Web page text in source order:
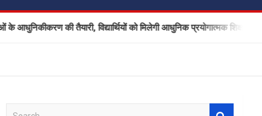
की तैयारी, विद्यार्थियों को मिलेगी आधुनिक प्रयोगात्मक शिक्षा